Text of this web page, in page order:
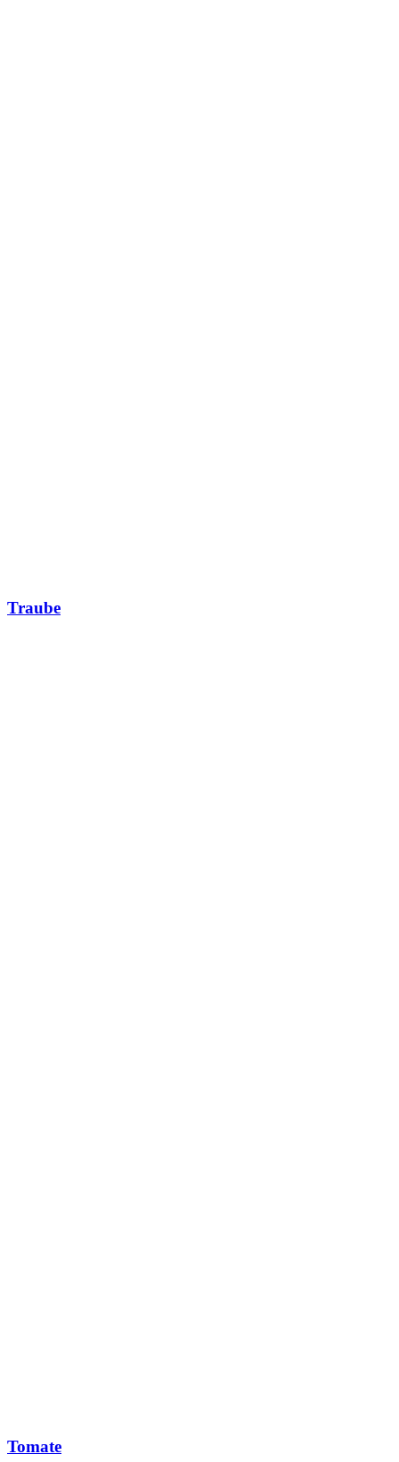
Traube
Tomate